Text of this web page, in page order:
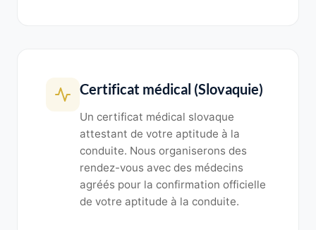
Certificat médical (Slovaquie)
Un certificat médical slovaque
attestant de votre aptitude à la
conduite. Nous organiserons des
rendez-vous avec des médecins
agréés pour la confirmation officielle
de votre aptitude à la conduite.